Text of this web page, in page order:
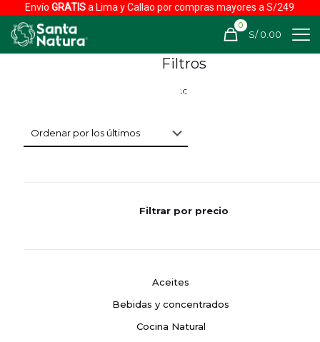
EnvíoGRATISa Lima y Callao por compras mayores a S/249
0
S/ 0.00
Filtros
Filtrar por precio
Aceites
Bebidas y concentrados
Cocina Natural